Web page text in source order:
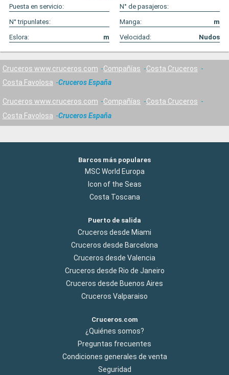
Puesta en servicio:
N° de pasajeros:
N° tripunlates:
Manga:
m
Eslora:
m Velocidad: Nudos
Cruceros www.cruceros.com Compañías
Costa Cruceros
Costa Favolosa
Cruceros España
Cruceros www.cruceros.com Compañías
Costa Cruceros
Costa Favolosa
Cruceros España
Barcos más populares
MSC World Europa
Icon of the Seas
Costa Toscana
Puerto de salida
Cruceros desde Miami
Cruceros desde Barcelona
Cruceros desde Valencia
Cruceros desde Rio de Janeiro
Cruceros desde Buenos Aires
Cruceros Valparaiso
Cruceros.com
¿Quiénes somos?
Preguntas frecuentes
Condiciones generales de venta
Seguridad